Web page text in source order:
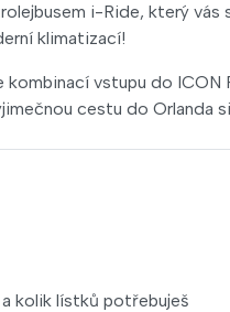
i-Ride, který
klimatizací!
vstupu do
cestu do Orlanda
kolik lístků potřebuješ